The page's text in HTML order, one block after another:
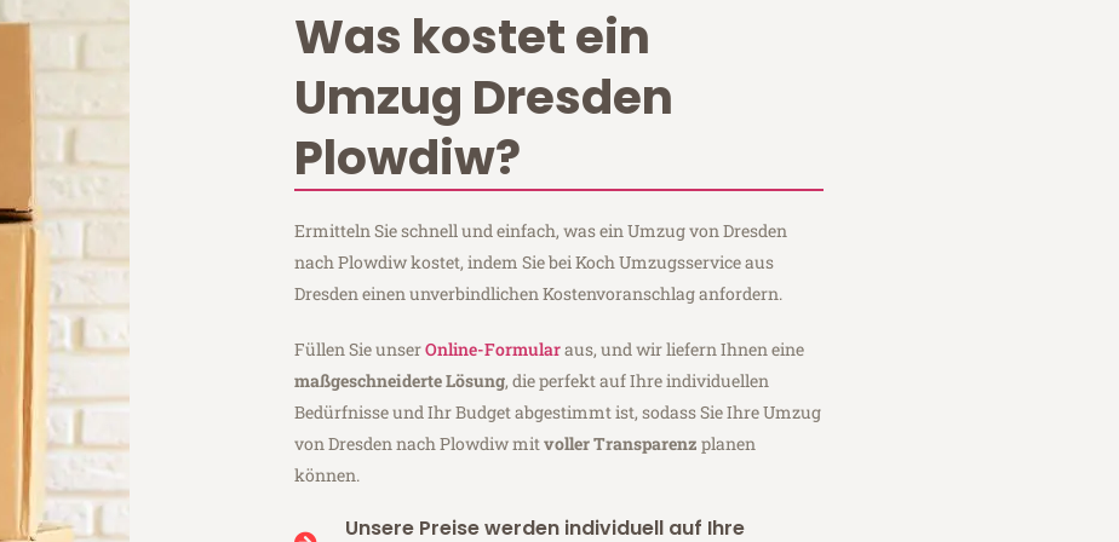
Was kostet ein
Umzug Dresden
Plowdiw?
Ermitteln Sie schnell und einfach, was ein Umzug von Dresden
nach Plowdiw kostet, indem Sie bei Koch Umzugsservice aus
Dresden einen unverbindlichen Kostenvoranschlag anfordern.
Füllen Sie unserOnline-Formularaus, und wir liefern Ihnen eine
maßgeschneiderte Lösung, die perfekt auf Ihre individuellen
Bedürfnisse und Ihr Budget abgestimmt ist, sodass Sie Ihre Umzug
von Dresden nach Plowdiw mitvoller Transparenz planen
können.
Unsere Preise werden individuell auf Ihre